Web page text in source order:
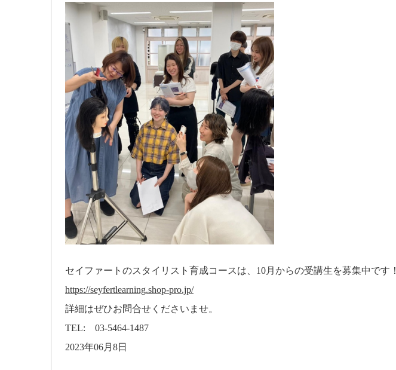
セイファートのスタイリスト育成コースは、10月からの受講生を募集中です！
https://seyfertlearning.shop-pro.jp/
詳細はぜひお問合せくださいませ。
TEL: 03-5464-1487
2023年06月8日